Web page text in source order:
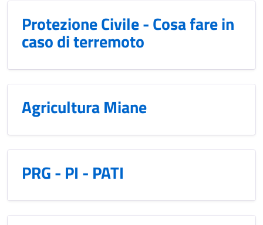
Protezione Civile - Cosa fare in
caso di terremoto
Agricultura Miane
PRG - PI - PATI